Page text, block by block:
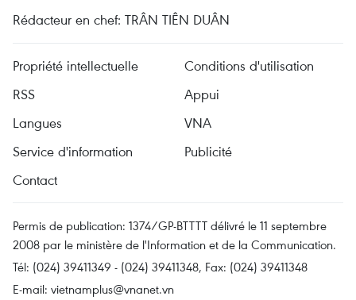
Rédacteur en chef: TRÂN TIÊN DUÂN
Propriété intellectuelle
Conditions d'utilisation
RSS
Appui
Langues
VNA
Service d'information
Publicité
Contact
Permis de publication: 1374/GP-BTTTT délivré le 11 septembre
2008 par le ministère de l'Information et de la Communication.
Tél: (024) 39411349 - (024) 39411348, Fax: (024) 39411348
E-mail: vietnamplus@vnanet.vn